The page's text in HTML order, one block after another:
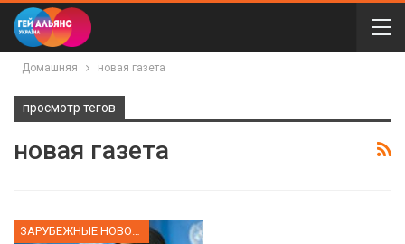
Домашняя новая газета
просмотр тегов
новая газета